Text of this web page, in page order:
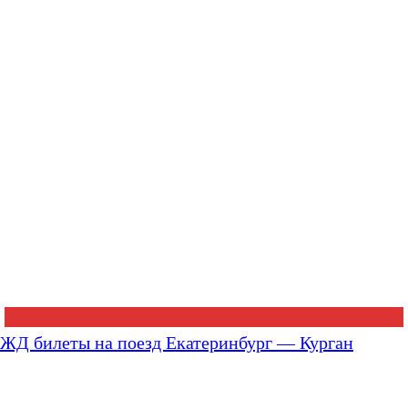
ЖД билеты на поезд Екатеринбург — Курган